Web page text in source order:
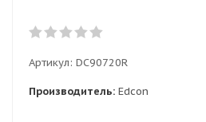
Артикул: DC90720R
Производитель: Edcon